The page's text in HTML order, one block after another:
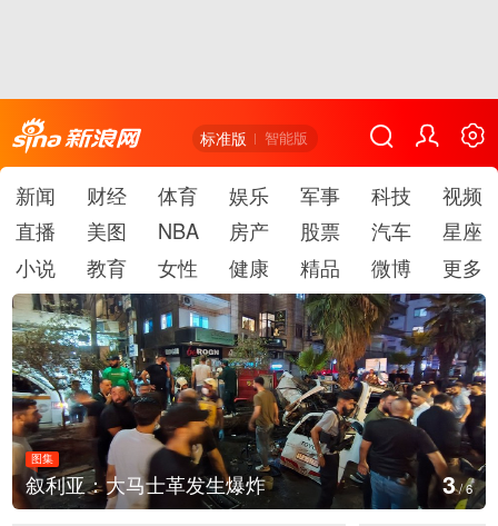
标准版 智能版
新闻 财经 体育 娱乐 军事 科技
视频
直播
美图 NBA 房产 股票 汽车
星座
小说
教育 女性 健康 精品 微博 更多
图集
叙利亚：大马士革发生爆炸 3/6